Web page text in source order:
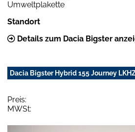
Umweltplakette
Standort
Details zum Dacia Bigster
Dacia Bigster Hybrid 155 Journey
Preis:
MWSt: